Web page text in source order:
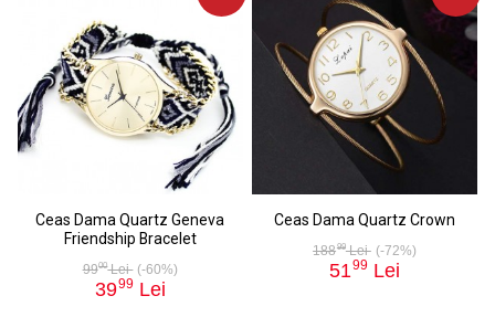
Ceas Dama Quartz Geneva
Friendship Bracelet
9900Lei (-60%)
3999 Lei
Ceas Dama Quartz Crown
18899Lei (-72%)
5199 Lei